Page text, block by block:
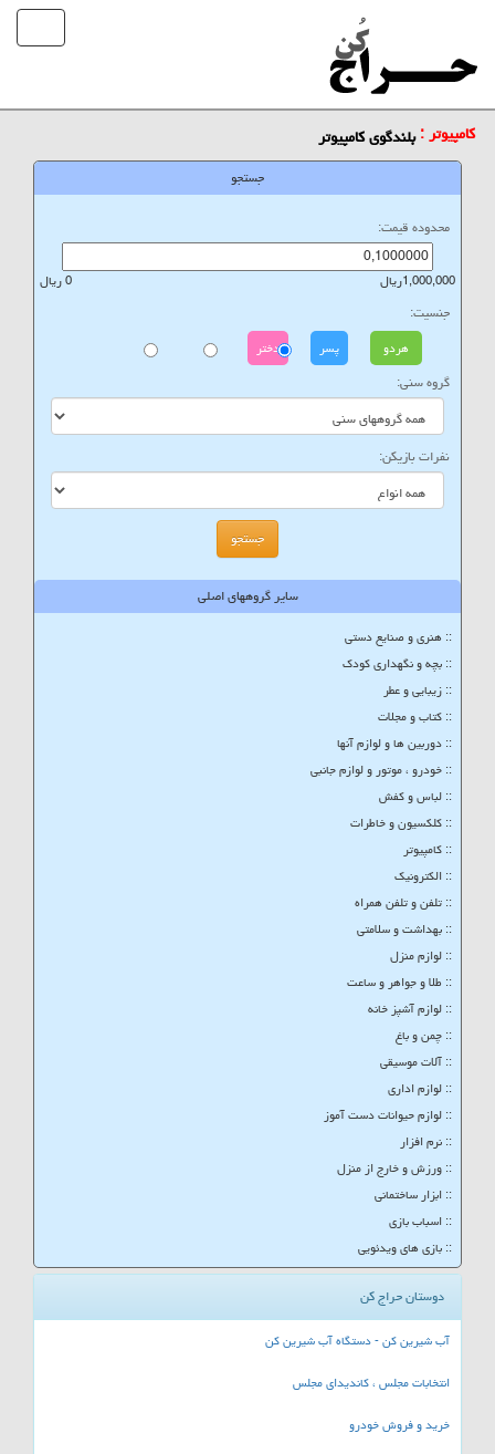
کامپیوتر :بلندگوی کامپیوتر
جستجو
محدوده قیمت:
1,000,000ریال 0 ریال
جنسیت:
هردو پسر دختر
گروه سنی:
نفرات بازیکن:
سایر گروههای اصلی
:: هنری و صنایع دستی
:: بچه و نگهداری کودک
:: زیبایی و عطر
:: کتاب و مجلات
:: دوربین ها و لوازم آنها
:: خودرو ، موتور و لوازم جانبی
:: لباس و کفش
:: کلکسیون و خاطرات
:: کامپیوتر
:: الکترونیک
:: تلفن و تلفن همراه
:: بهداشت و سلامتی
:: لوازم منزل
:: طلا و جواهر و ساعت
:: لوازم آشپز خانه
:: چمن و باغ
:: آلات موسیقی
:: لوازم اداری
:: لوازم حیوانات دست آموز
:: نرم افزار
:: ورزش و خارج از منزل
:: ابزار ساختمانی
:: اسباب بازی
:: بازی های ویدئویی
دوستان حراج کن
آب شیرین کن - دستگاه آب شیرین کن
انتخابات مجلس ، کاندیدای مجلس
خرید و فروش خودرو